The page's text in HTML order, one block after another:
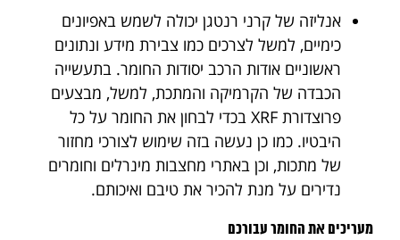
אנליזה של קרני רנטגן יכולה לשמש באפיונים
כימיים, למשל לצרכים כמו צבירת מידע ונתונים
ראשוניים אודות הרכב יסודות החומר. בתעשייה
הכבדה של הקרמיקה והמתכת, למשל, מבצעים
פרוצדורת XRF בכדי לבחון את החומר על כל
היבטיו. כמו כן נעשה בזה שימוש לצורכי מחזור
של מתכות, וכן באתרי מחצבות מינרלים וחומרים
נדירים על מנת להכיר את טיבם ואיכותם.
מעריכים את החומר עבורכם